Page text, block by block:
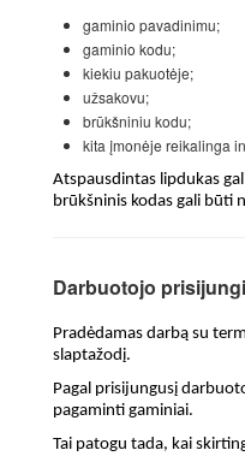
gaminio pavadinimu;
gaminio kodu;
kiekiu pakuotėje;
užsakovu;
brūkšniniu kodu;
kita įmonėje reikalinga
Atspausdintas lipdukas
brūkšninis kodas gali būti
Darbuotojo
Pradėdamas darbą su
slaptažodį.
Pagal prisijungusį
pagaminti gaminiai.
Tai patogu tada, kai